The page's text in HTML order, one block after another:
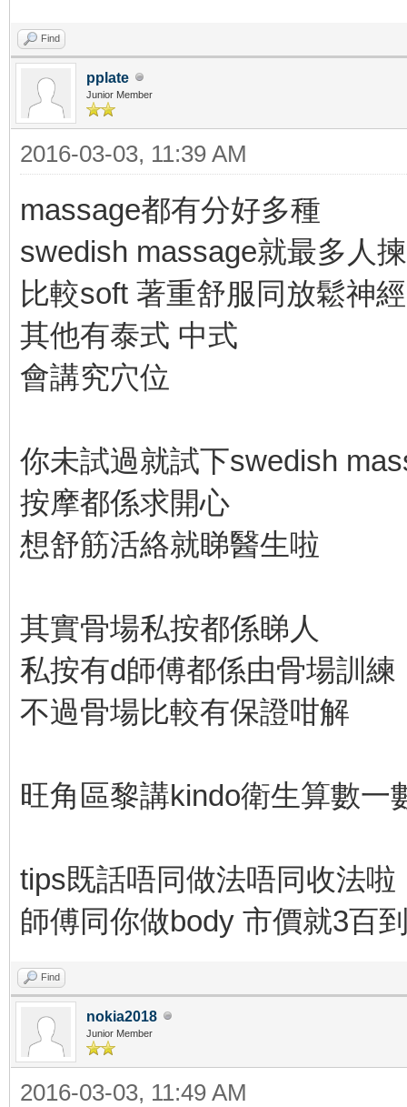
Find
pplate
Junior Member
2016-03-03, 11:39 AM
massage都有分好多種
swedish massage就最多人揀
比較soft 著重舒服同放鬆神經
其他有泰式 中式
會講究穴位
你未試過就試下swedish
按摩都係求開心
想舒筋活絡就睇醫生啦
其實骨場私按都係睇人
私按有d師傅都係由骨場訓練
不過骨場比較有保證咁解
旺角區黎講kindo衛生算數一
tips既話唔同做法唔同收法啦
師傅同你做body 市價就3百
Find
nokia2018
Junior Member
2016-03-03, 11:49 AM